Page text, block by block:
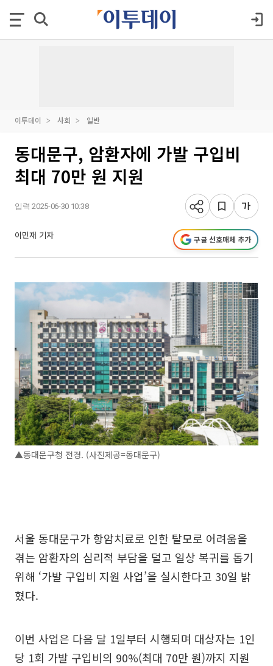
이투데이 사회 일반
동대문구, 암환자에 가발 구입비
최대 70만 원 지원
입력 2025-06-30 10:38
이민재 기자 구글 선호매체 추가
▲동대문구청 전경. (사진제공=동대문구)
서울 동대문구가 항암치료로 인한 탈모로 어려움을
겪는 암환자의 심리적 부담을 덜고 일상 복귀를 돕기
위해 ‘가발 구입비 지원 사업’을 실시한다고 30일 밝
혔다.
이번 사업은 다음 달 1일부터 시행되며 대상자는 1인
당 1회 가발 구입비의 90%(최대 70만 원)까지 지원